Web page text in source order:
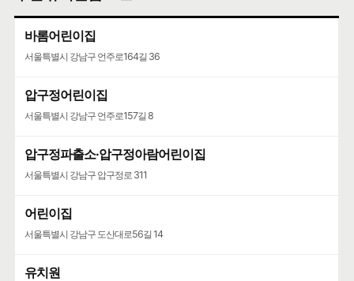
바롬어린이집
서울특별시 강남구 언주로164길 36
압구정어린이집
서울특별시 강남구 언주로157길 8
압구정파출소·압구정아람어린이집
서울특별시 강남구 압구정로 311
어린이집
서울특별시 강남구 도산대로56길 14
유치원